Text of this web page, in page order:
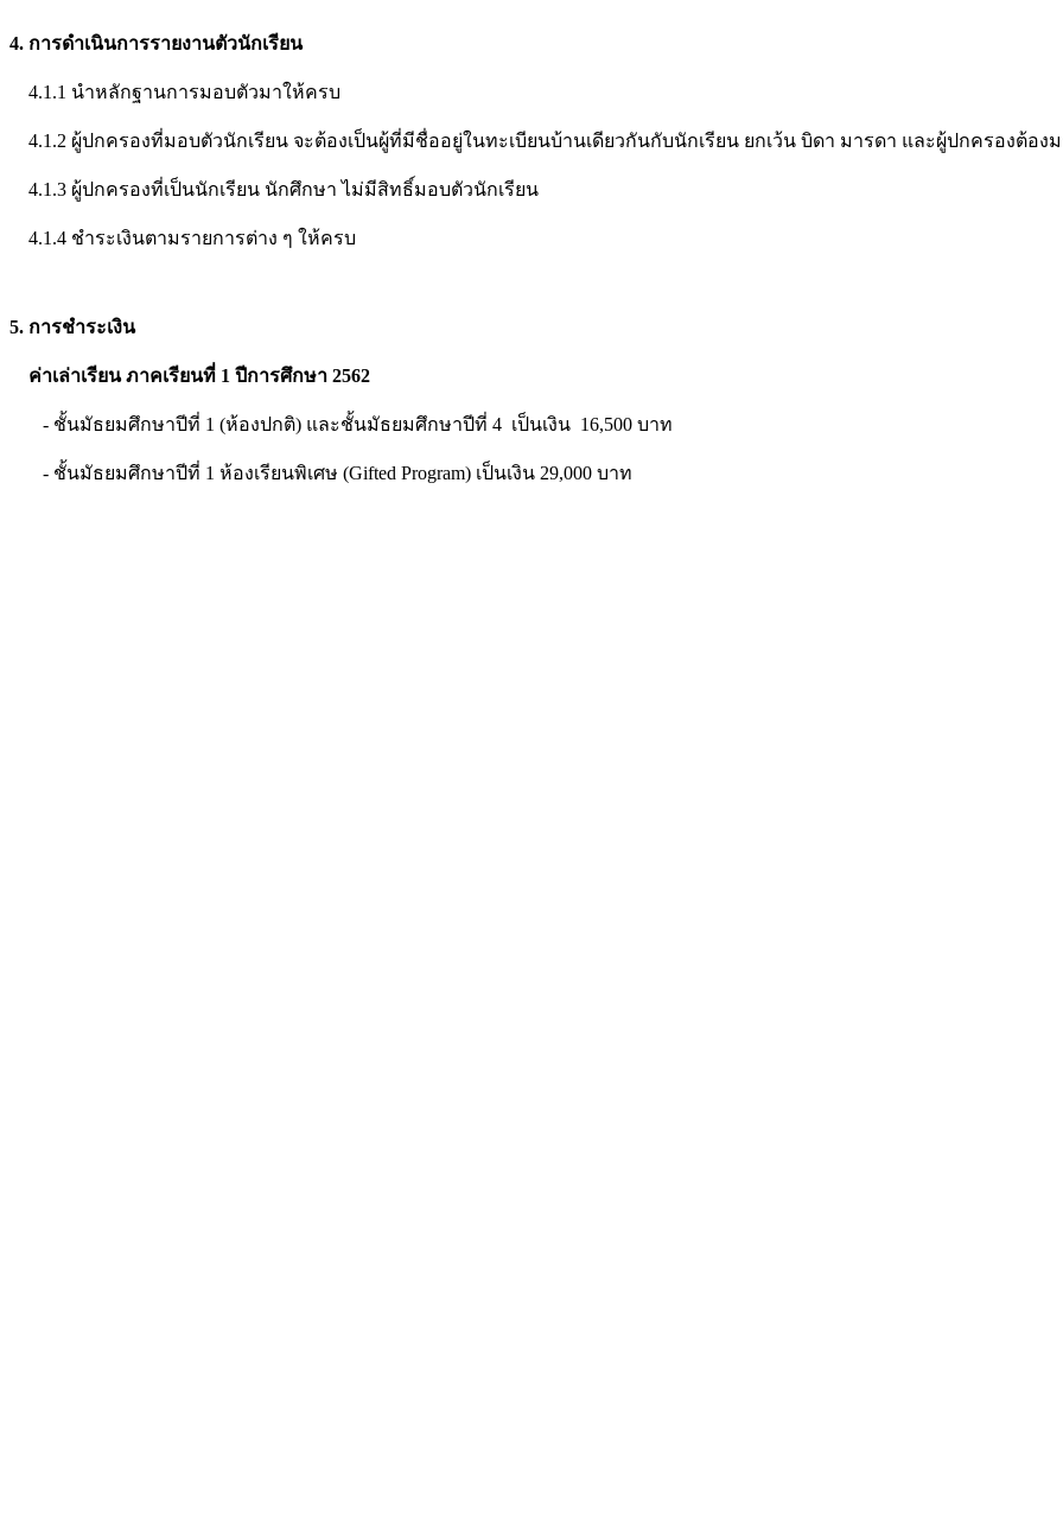
4. การดำเนินการรายงานตัวนักเรียน
4.1.1 นำหลักฐานการมอบตัวมาให้ครบ
4.1.2 ผู้ปกครองที่มอบตัวนักเรียน จะต้องเป็นผู้ที่มีชื่ออยู่ในทะเบียนบ้านเดียวกันกับนักเรียน ยกเว้น บิดา มารดา และผู้ปกครองต้อ
4.1.3 ผู้ปกครองที่เป็นนักเรียน นักศึกษา ไม่มีสิทธิ์มอบตัวนักเรียน
4.1.4 ชำระเงินตามรายการต่าง ๆ ให้ครบ
5. การชำระเงิน
ค่าเล่าเรียน ภาคเรียนที่ 1 ปีการศึกษา 2562
- ชั้นมัธยมศึกษาปีที่ 1 (ห้องปกติ) และชั้นมัธยมศึกษาปีที่ 4 เป็นเงิน 16,500 บาท
- ชั้นมัธยมศึกษาปีที่ 1 ห้องเรียนพิเศษ (Gifted Program) เป็นเงิน 29,000 บาท